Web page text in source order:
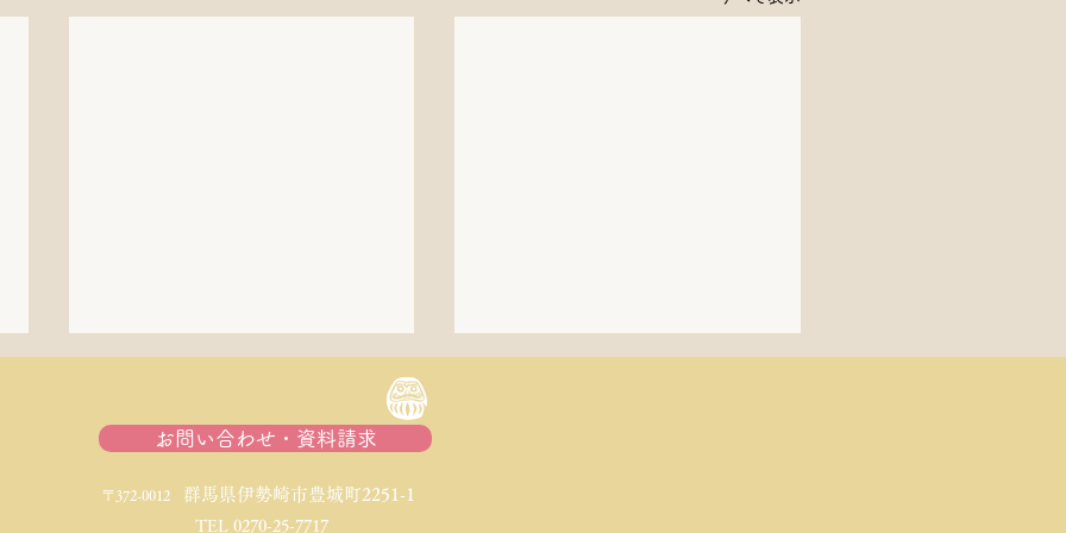
お問い合わせ・資料請求
〒372-0012 ​群馬県伊勢崎市豊城町2251-1
TEL 0270-25-7717